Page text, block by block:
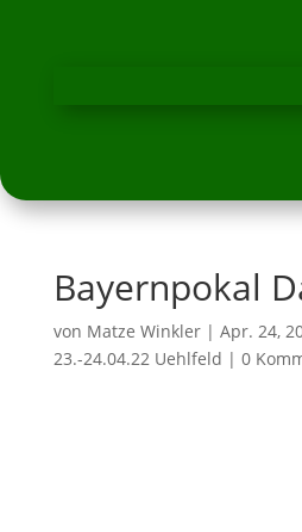
Bayernpokal
von Matze Winkler| Apr. 24,
23.-24.04.22 Uehlfeld | 0